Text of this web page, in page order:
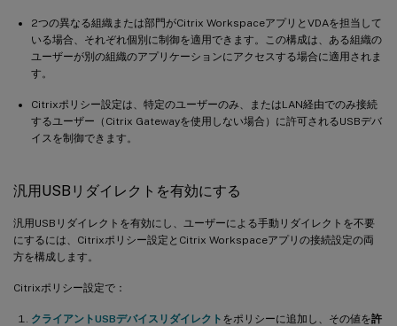
2つの異なる組織または部門がCitrix WorkspaceアプリとVDAを担当して
いる場合、それぞれ個別に制御を適用できます。この構成は、ある組織の
ユーザーが別の組織のアプリケーションにアクセスする場合に適用されま
す。
Citrixポリシー設定は、特定のユーザーのみ、またはLAN経由でのみ接続
するユーザー（Citrix Gatewayを使用しない場合）に許可されるUSBデバ
イスを制御できます。
汎用USBリダイレクトを有効にする
汎用USBリダイレクトを有効にし、ユーザーによる手動リダイレクトを不要
にするには、Citrixポリシー設定とCitrix Workspaceアプリの接続設定の両
方を構成します。
Citrixポリシー設定で：
クライアントUSBデバイスリダイレクト をポリシーに追加し、その値を許